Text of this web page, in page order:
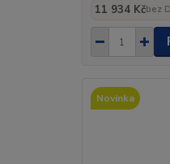
11 934 Kčbez
Novinka